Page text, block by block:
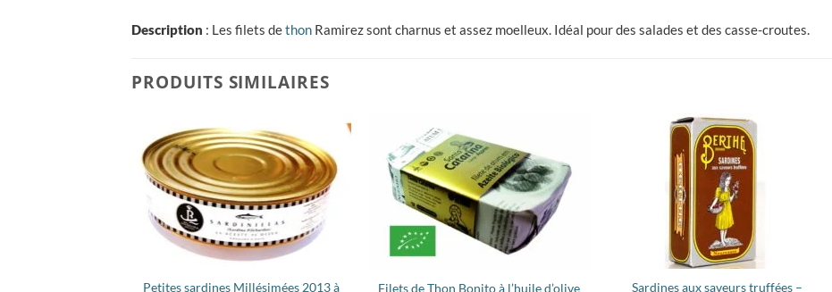
Description : Les filets dethon Ramirez sont charnus et assez moelleux. Idéal pour des salades et des casse-croutes.
PRODUITS SIMILAIRES
Petites sardines Millésimées 2013 à
Filets de Thon Bonito à l’huile d’olive
Sardines aux saveurs truffées –